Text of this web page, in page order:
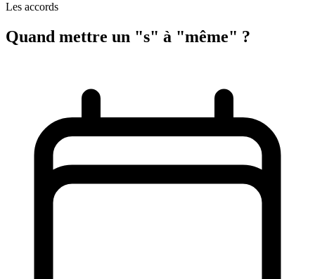
Les accords
Quand mettre un "s" à "même" ?